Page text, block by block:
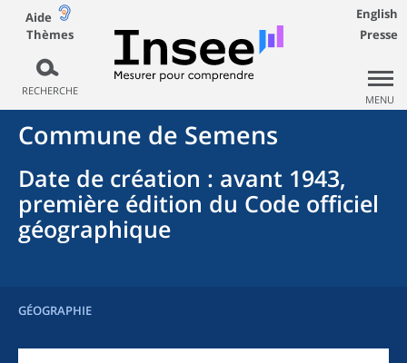
Aide
Thèmes
RECHERCHE
English
Presse
MENU
Commune de Semens
Date de création : avant 1943,
première édition du Code officiel
géographique
GÉOGRAPHIE